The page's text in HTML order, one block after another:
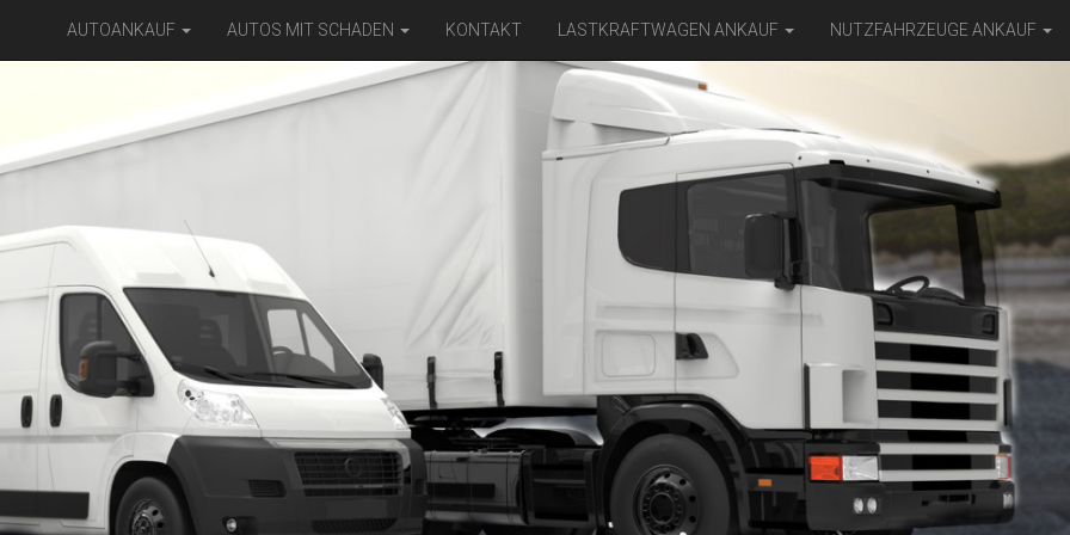
AUTOANKAUF AUTOS MIT SCHADEN KONTAKT LASTKRAFTWAGEN ANKAUF NUTZFAHRZEUGE ANKAUF